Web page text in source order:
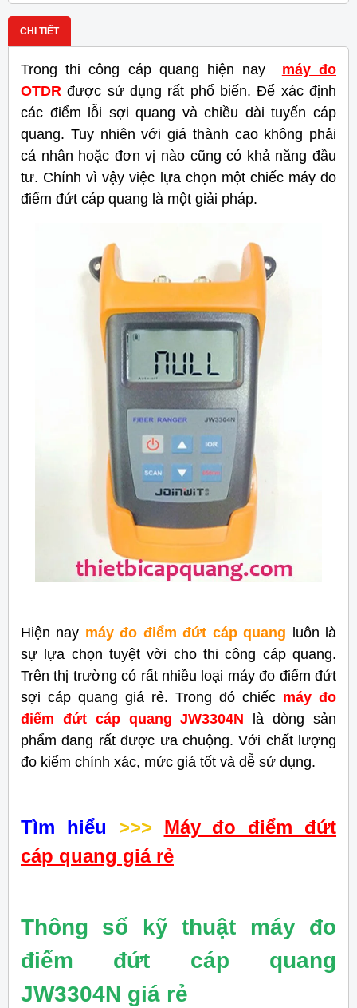
CHI TIẾT
Trong thi công cáp quang hiện nay máy đo
OTDR được sử dụng rất phổ biến. Để xác định
các điểm lỗi sợi quang và chiều dài tuyến cáp
quang. Tuy nhiên với giá thành cao không phải
cá nhân hoặc đơn vị nào cũng có khả năng đầu
tư. Chính vì vậy việc lựa chọn một chiếc máy đo
điểm đứt cáp quang là một giải pháp.
Hiện nay máy đo điểm đứt cáp quang luôn là
sự lựa chọn tuyệt vời cho thi công cáp quang.
Trên thị trường có rất nhiều loại máy đo điểm đứt
sợi cáp quang giá rẻ. Trong đó chiếc máy đo
điểm đứt cáp quang JW3304N là dòng sản
phẩm đang rất được ưa chuộng. Với chất lượng
đo kiểm chính xác, mức giá tốt và dễ sử dụng.
Tìm hiểu >>>
Máy đo điểm đứt
cáp quang giá rẻ
Thông số kỹ thuật máy đo
điểm đứt cáp quang
JW3304N giá rẻ